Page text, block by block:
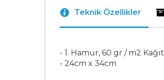
Teknik Özellikler
- 1. Hamur, 60 gr / m2 Kağıt
- 24cm x 34cm